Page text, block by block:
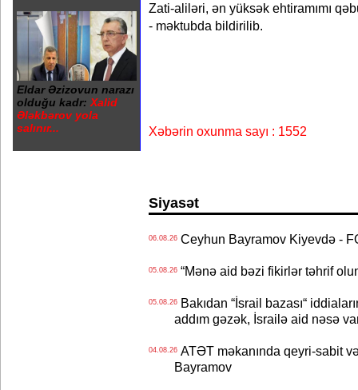
Eldar Əzizovun narazı
olduğu kadr: Xalid
Ələkbərov yola
salınır...
Zati-aliləri, ən yüksək ehtiramımı
- məktubda bildirilib.
Xəbərin oxunma sayı : 1552
Siyasət
06.08.26Ceyhun Bayramov Kiyevdə -
05.08.26“Mənə aid bəzi fikirlər təhrif
05.08.26Bakıdan “İsrail bazası“
addım gəzək, İsrailə aid nəsə
04.08.26ATƏT məkanında qeyri-sabit
Bayramov